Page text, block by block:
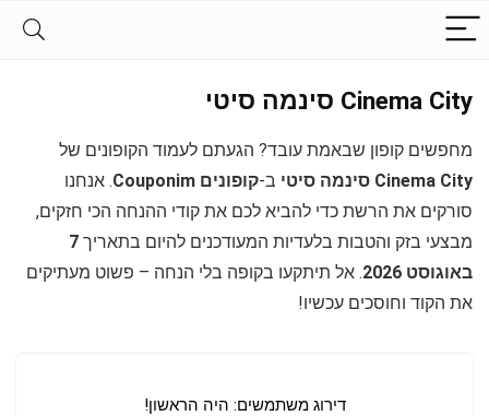
Cinema City סינמה סיטי
מחפשים קופון שבאמת עובד? הגעתם לעמוד הקופונים של
Cinema City סינמה סיטי
ב-קופונים Couponim
. אנחנו
סורקים את הרשת כדי להביא לכם את קודי ההנחה הכי חזקים,
מבצעי בזק והטבות בלעדיות המעודכנים להיום בתאריך 7
באוגוסט 2026
. אל תיתקעו בקופה בלי הנחה – פשוט מעתיקים
את הקוד וחוסכים עכשיו!
דירוג משתמשים: היה הראשון!